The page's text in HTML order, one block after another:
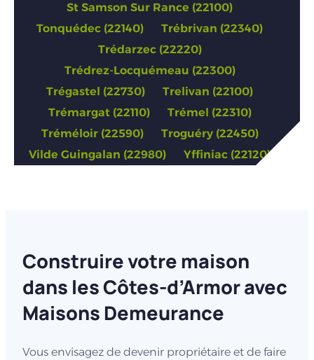
St Samson Sur Rance (22100)
Tonquédec (22140)
Trébrivan (22340)
Trédarzec (22220)
Trédrez-Locquémeau (22300)
Trégastel (22730)
Trelivan (22100)
Trémargat (22110)
Trémel (22310)
Tréméloir (22590)
Troguéry (22450)
Vilde Guingalan (22980)
Yffiniac (22120)
Construire votre maison
dans les Côtes-d’Armor avec
Maisons Demeurance
Vous envisagez de devenir propriétaire et de faire